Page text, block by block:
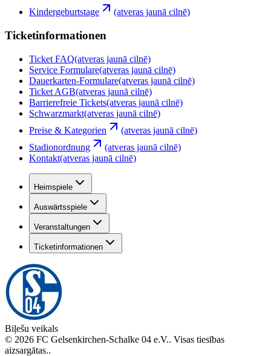
Kindergeburtstage
(atveras jaunā cilnē)
Ticketinformationen
Ticket FAQ(atveras jaunā cilnē)
Service Formulare(atveras jaunā cilnē)
Dauerkarten-Formulare(atveras jaunā cilnē)
Ticket AGB(atveras jaunā cilnē)
Barrierefreie Tickets(atveras jaunā cilnē)
Schwarzmarkt(atveras jaunā cilnē)
Preise & Kategorien
(atveras jaunā cilnē)
Stadionordnung
(atveras jaunā cilnē)
Kontakt(atveras jaunā cilnē)
Heimspiele
Auswärtsspiele
Veranstaltungen
Ticketinformationen
Biļešu veikals
© 2026 FC Gelsenkirchen-Schalke 04 e.V.. Visas tiesības
aizsargātas..